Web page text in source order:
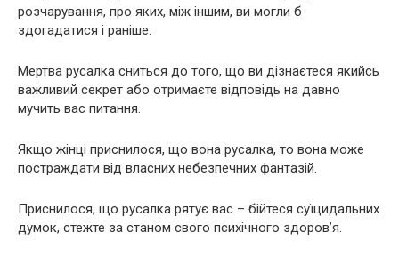
розчарування, про яких, між іншим, ви могли б
здогадатися і раніше.
Мертва русалка сниться до того, що ви дізнаєтеся якийсь
важливий секрет або отримаєте відповідь на давно
мучить вас питання.
Якщо жінці приснилося, що вона русалка, то вона може
постраждати від власних небезпечних фантазій.
Приснилося, що русалка рятує вас – бійтеся суїцидальних
думок, стежте за станом свого психічного здоров’я.